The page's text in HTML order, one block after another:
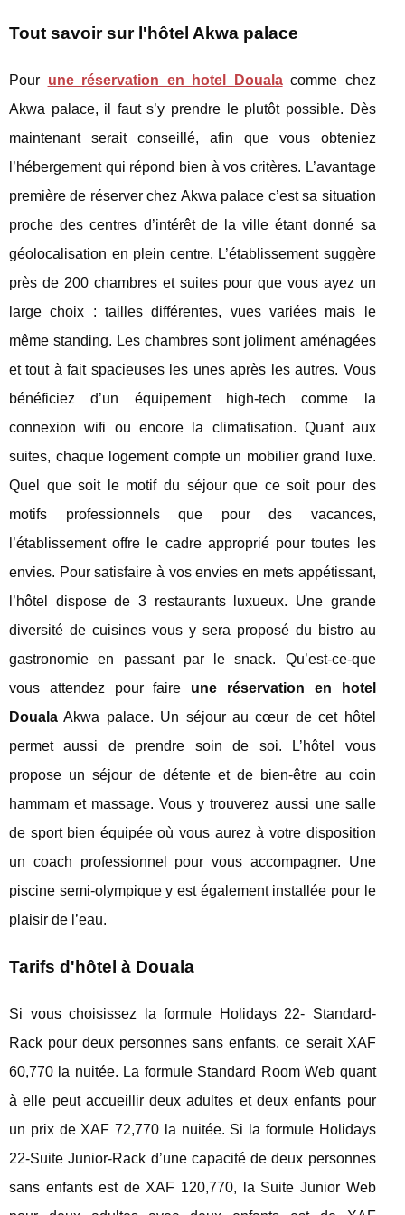
Tout savoir sur l'hôtel Akwa palace
Pour une réservation en hotel Doualacomme chez
Akwa palace, il faut s’y prendre le plutôt possible. Dès
maintenant serait conseillé, afin que vous obteniez
l’hébergement qui répond bien à vos critères. L’avantage
première de réserver chez Akwa palace c’est sa situation
proche des centres d’intérêt de la ville étant donné sa
géolocalisation en plein centre. L’établissement suggère
près de 200 chambres et suites pour que vous ayez un
large choix : tailles différentes, vues variées mais le
même standing. Les chambres sont joliment aménagées
et tout à fait spacieuses les unes après les autres. Vous
bénéficiez d’un équipement high-tech comme la
connexion wifi ou encore la climatisation. Quant aux
suites, chaque logement compte un mobilier grand luxe.
Quel que soit le motif du séjour que ce soit pour des
motifs professionnels que pour des vacances,
l’établissement offre le cadre approprié pour toutes les
envies. Pour satisfaire à vos envies en mets appétissant,
l’hôtel dispose de 3 restaurants luxueux. Une grande
diversité de cuisines vous y sera proposé du bistro au
gastronomie en passant par le snack. Qu’est-ce-que
vous attendez pour faire une réservation en hotel
Douala Akwa palace. Un séjour au cœur de cet hôtel
permet aussi de prendre soin de soi. L’hôtel vous
propose un séjour de détente et de bien-être au coin
hammam et massage. Vous y trouverez aussi une salle
de sport bien équipée où vous aurez à votre disposition
un coach professionnel pour vous accompagner. Une
piscine semi-olympique y est également installée pour le
plaisir de l’eau.
Tarifs d'hôtel à Douala
Si vous choisissez la formule Holidays 22- Standard-
Rack pour deux personnes sans enfants, ce serait XAF
60,770 la nuitée. La formule Standard Room Web quant
à elle peut accueillir deux adultes et deux enfants pour
un prix de XAF 72,770 la nuitée. Si la formule Holidays
22-Suite Junior-Rack d’une capacité de deux personnes
sans enfants est de XAF 120,770, la Suite Junior Web